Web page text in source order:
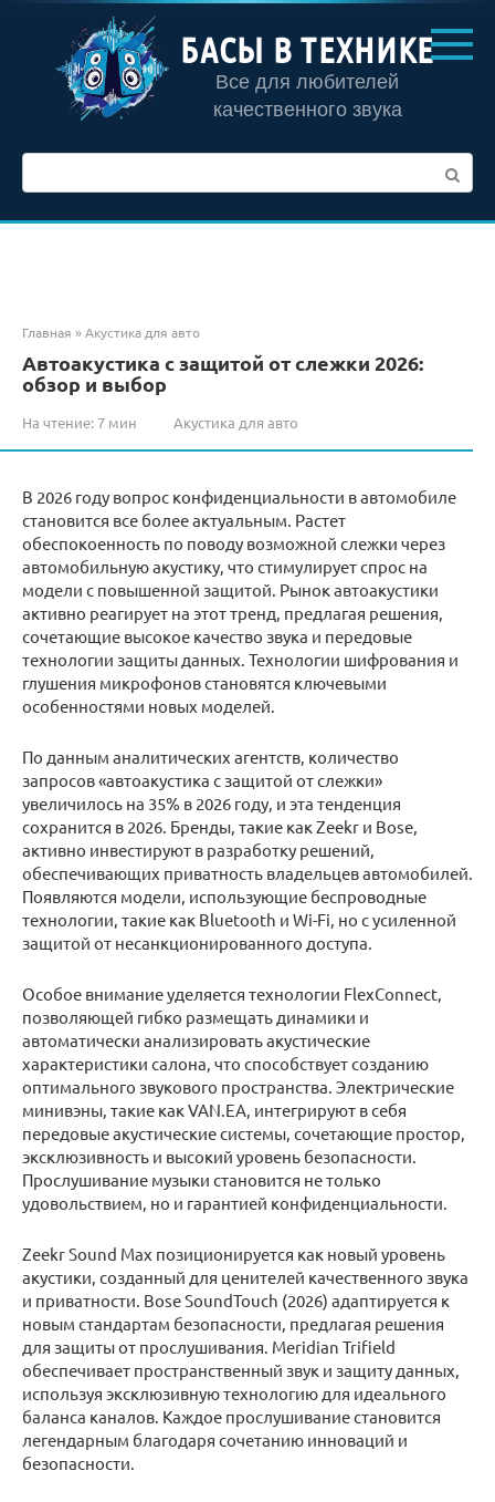
контенту
БАСЫ В ТЕХНИКЕ
Все для любителей
качественного звука
Главная »Акустика для авто
Автоакустика с защитой от слежки 2026:
обзор и выбор
На чтение: 7 мин Акустика для авто
В 2026 году вопрос конфиденциальности в автомобиле
становится все более актуальным. Растет
обеспокоенность по поводу возможной слежки через
автомобильную акустику, что стимулирует спрос на
модели с повышенной защитой. Рынок автоакустики
активно реагирует на этот тренд, предлагая решения,
сочетающие высокое качество звука и передовые
технологии защиты данных. Технологии шифрования и
глушения микрофонов становятся ключевыми
особенностями новых моделей.
По данным аналитических агентств, количество
запросов «автоакустика с защитой от слежки»
увеличилось на 35% в 2026 году, и эта тенденция
сохранится в 2026. Бренды, такие как Zeekr и Bose,
активно инвестируют в разработку решений,
обеспечивающих приватность владельцев автомобилей.
Появляются модели, использующие беспроводные
технологии, такие как Bluetooth и Wi-Fi, но с усиленной
защитой от несанкционированного доступа.
Особое внимание уделяется технологии FlexConnect,
позволяющей гибко размещать динамики и
автоматически анализировать акустические
характеристики салона, что способствует созданию
оптимального звукового пространства. Электрические
минивэны, такие как VAN.EA, интегрируют в себя
передовые акустические системы, сочетающие простор,
эксклюзивность и высокий уровень безопасности.
Прослушивание музыки становится не только
удовольствием, но и гарантией конфиденциальности.
Zeekr Sound Max позиционируется как новый уровень
акустики, созданный для ценителей качественного звука
и приватности. Bose SoundTouch (2026) адаптируется к
новым стандартам безопасности, предлагая решения
для защиты от прослушивания. Meridian Trifield
обеспечивает пространственный звук и защиту данных,
используя эксклюзивную технологию для идеального
баланса каналов. Каждое прослушивание становится
легендарным благодаря сочетанию инноваций и
безопасности.